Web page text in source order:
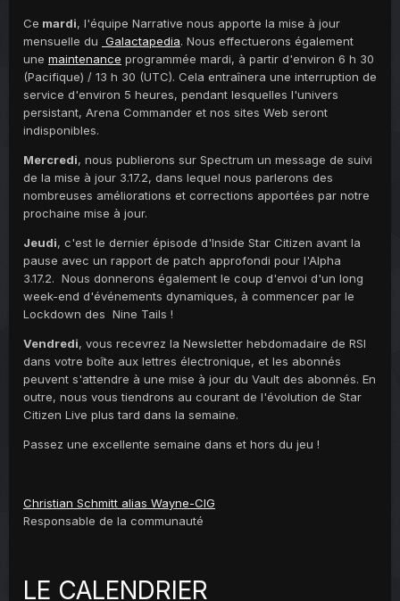
Ce mardi, l'équipe Narrative nous apporte la mise à jour
mensuelle du Galactapedia. Nous effectuerons également
une maintenance programmée mardi, à partir d'environ 6 h 30
(Pacifique) / 13 h 30 (UTC). Cela entraînera une interruption de
service d'environ 5 heures, pendant lesquelles l'univers
persistant, Arena Commander et nos sites Web seront
indisponibles.
Mercredi, nous publierons sur Spectrum un message de suivi
de la mise à jour 3.17.2, dans lequel nous parlerons des
nombreuses améliorations et corrections apportées par notre
prochaine mise à jour.
Jeudi, c'est le dernier épisode d'Inside Star Citizen avant la
pause avec un rapport de patch approfondi pour l'Alpha
3.17.2. Nous donnerons également le coup d'envoi d'un long
week-end d'événements dynamiques, à commencer par le
Lockdown des Nine Tails !
Vendredi, vous recevrez la Newsletter hebdomadaire de RSI
dans votre boîte aux lettres électronique, et les abonnés
peuvent s'attendre à une mise à jour du Vault des abonnés. En
outre, nous vous tiendrons au courant de l'évolution de Star
Citizen Live plus tard dans la semaine.
Passez une excellente semaine dans et hors du jeu !
Christian Schmitt alias Wayne-CIG
Responsable de la communauté
LE CALENDRIER